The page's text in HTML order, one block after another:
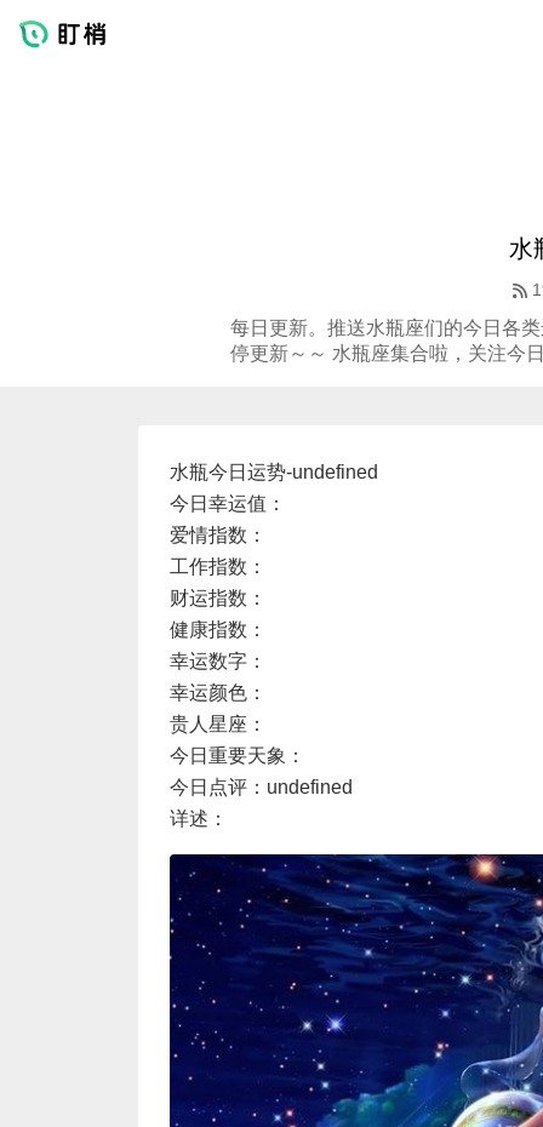
水
每日更新。推送水瓶座们的今日各
停更新～～ 水瓶座集合啦，关注今
水瓶今日运势-undefined
今日幸运值：
爱情指数：
工作指数：
财运指数：
健康指数：
幸运数字：
幸运颜色：
贵人星座：
今日重要天象：
今日点评：undefined
详述：